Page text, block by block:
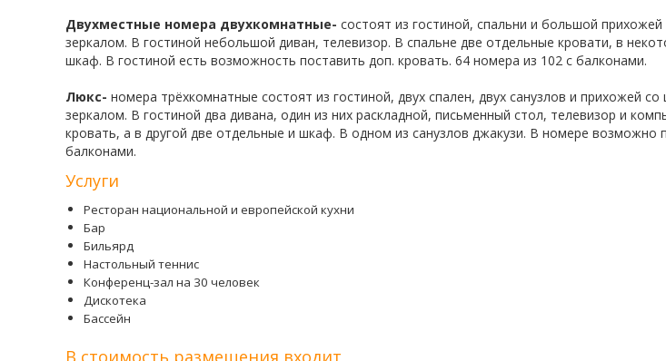
Двухместные номера двухкомнатные- состоят из гостиной, спальни и большой
зеркалом. В гостиной небольшой диван, телевизор. В спальне две отдельные кровати, в
шкаф. В гостиной есть возможность поставить доп. кровать. 64 номера из 102 с балконами.
Люкс- номера трёхкомнатные состоят из гостиной, двух спален, двух санузлов и прихожей
зеркалом. В гостиной два дивана, один из них раскладной, письменный стол, телевизор и
кровать, а в другой две отдельные и шкаф. В одном из санузлов джакузи. В номере возможно
балконами.
Услуги
Ресторан национальной и европейской кухни
Бар
Бильярд
Настольный теннис
Конференц-зал на 30 человек
Дискотека
Бассейн
В стоимость размещения входит